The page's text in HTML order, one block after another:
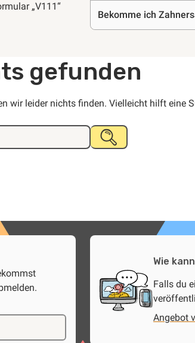
„V111“
Fragen
Bekomme ich
gefunden
wir leider nichts finden. Vielleicht hilft eine
SUCHE
Wie
Falls du
Angebot